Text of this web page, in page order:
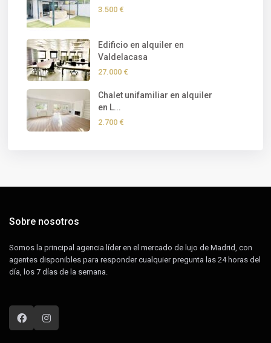
3.500 €
Edificio en alquiler en
Valdelacasa
27.000 €
Chalet unifamiliar en alquiler
en L...
2.700 €
Sobre nosotros
Somos la principal agencia líder en el mercado de lujo de Madrid, con
agentes disponibles para responder cualquier pregunta las 24 horas del
día, los 7 días de la semana.